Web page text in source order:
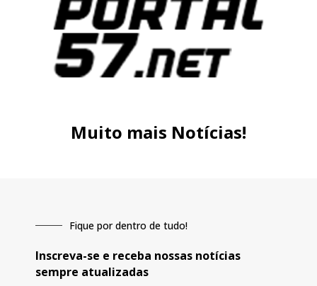
Muito mais Notícias!
Fique por dentro de tudo!
Inscreva-se e receba nossas notícias
sempre atualizadas